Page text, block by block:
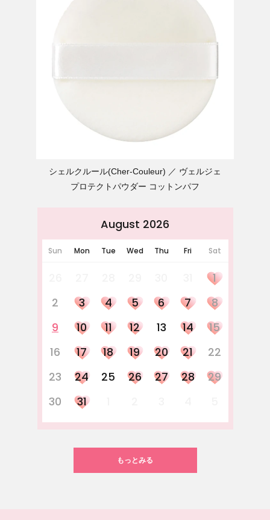
シェルクルール(Cher-Couleur)
ヴェルジェ
プロテクトパウダー コットンパフ
August 2026
Sun Mon Tue Wed Thu Fri Sat
1
2
3 4 5 6 7
8
9
10 11 12 13 14
15
16
17 18 19 20 21
22
23
24 25 26 27 28
29
30
31
もっとみる